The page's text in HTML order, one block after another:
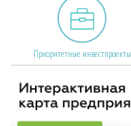
Приоритетные инвестпроекты